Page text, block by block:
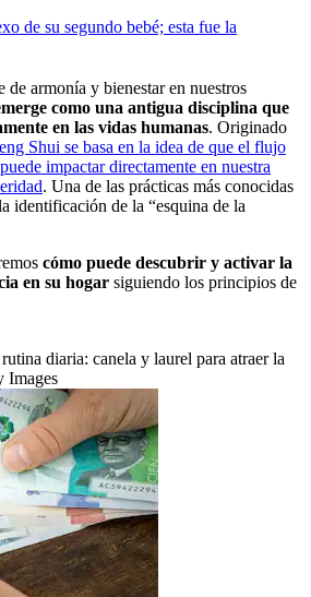
de su segundo bebé; esta fue la
de armonía y bienestar en nuestros
como una antigua disciplina que
en las vidas humanas. Originado
Shui se basa en la idea de que el flujo
impactar directamente en nuestra
. Una de las prácticas más conocidas
identificación de la “esquina de la
cómo puede descubrir y activar la
en su hogar siguiendo los principios de
diaria: canela y laurel para atraer la
Images